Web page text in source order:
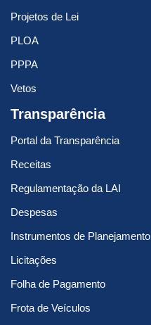
Projetos de Lei
PLOA
PPPA
Vetos
Transparência
Portal da Transparência
Receitas
Regulamentação da LAI
Despesas
Instrumentos de Planejamento
Licitações
Folha de Pagamento
Frota de Veículos